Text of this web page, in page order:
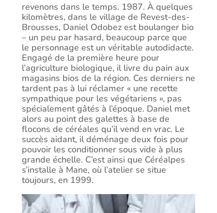
revenons dans le temps. 1987. À quelques
kilomètres, dans le village de Revest-des-
Brousses, Daniel Odobez est boulanger bio
– un peu par hasard, beaucoup parce que
le personnage est un véritable autodidacte.
Engagé de la première heure pour
l’agriculture biologique, il livre du pain aux
magasins bios de la région. Ces derniers ne
tardent pas à lui réclamer « une recette
sympathique pour les végétariens », pas
spécialement gâtés à l’époque. Daniel met
alors au point des galettes à base de
flocons de céréales qu’il vend en vrac. Le
succès aidant, il déménage deux fois pour
pouvoir les conditionner sous vide à plus
grande échelle. C’est ainsi que Céréalpes
s’installe à Mane, où l’atelier se situe
toujours, en 1999.